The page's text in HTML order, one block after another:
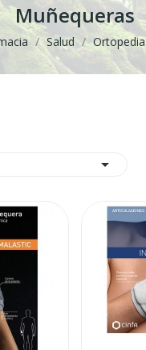
Muñequeras
Salud Ortopedia
